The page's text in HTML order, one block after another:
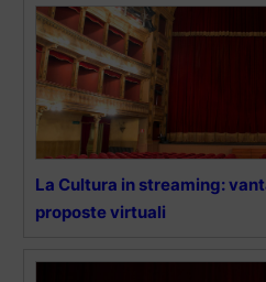
La Cultura in streaming:
proposte virtuali